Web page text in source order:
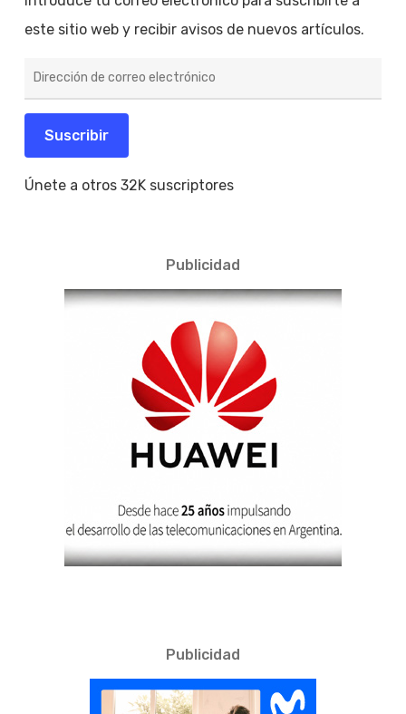
este sitio web y recibir avisos de nuevos artículos.
de
electrónico
Suscribir
Únete a otros 32K suscriptores
Publicidad
Publicidad